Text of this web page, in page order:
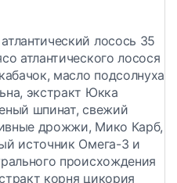
лосось 35
атлантического лосося
масло подсолнуха
экстракт Юкка
шпинат, свежий
дрожжи, Мико Карб,
источник Омега-3 и
происхождения
корня цикория